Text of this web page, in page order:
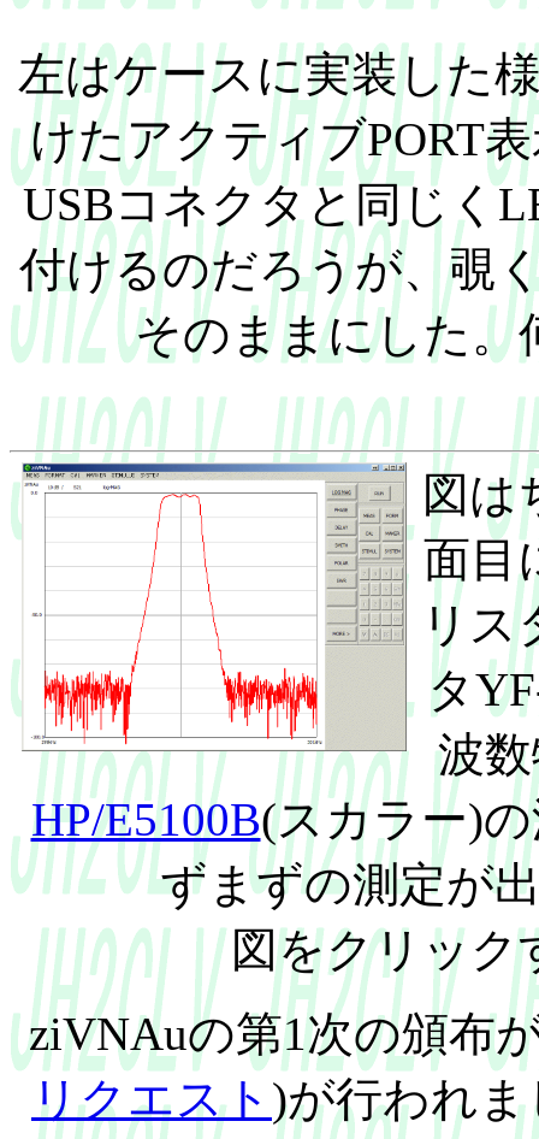
左はケースに実装した
けたアクティブPORT
USBコネクタと同じく
付けるのだろうが、覗
そのままにした
図は
面目
リス
タ
波
HP/E5100B(スカラー)
ずまずの測定が
図をクリック
ziVNAuの第1次の頒布
リクエスト )が行われ